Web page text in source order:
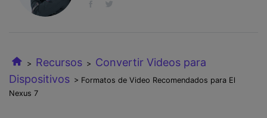
> Recursos > Convertir Videos para
Dispositivos > Formatos de Video Recomendados para El
Nexus 7